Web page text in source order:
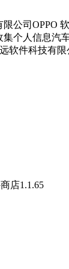
公司OPPO
个人信息汽
软件科技有限
店1.1.65